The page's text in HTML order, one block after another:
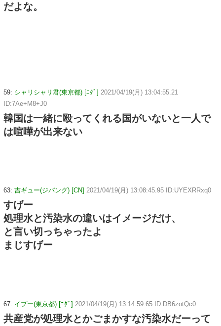
だよな。
59: シャリシャリ君(東京都) [ﾆﾀﾞ] 2021/04/19(月) 13:04:55.21
ID:7Ae+M8+J0
韓国は一緒に殴ってくれる国がいないと一人で
は喧嘩が出来ない
63: 吉ギュー(ジパング) [CN] 2021/04/19(月) 13:08:45.95 ID:UYEXRRxq0
すげー
処理水と汚染水の違いはイメージだけ、
と言い切っちゃったよ
まじすげー
67: イプー(東京都) [ﾆﾀﾞ] 2021/04/19(月) 13:14:59.65 ID:DB6zotQc0
共産党が処理水とかごまかすな汚染水だーって